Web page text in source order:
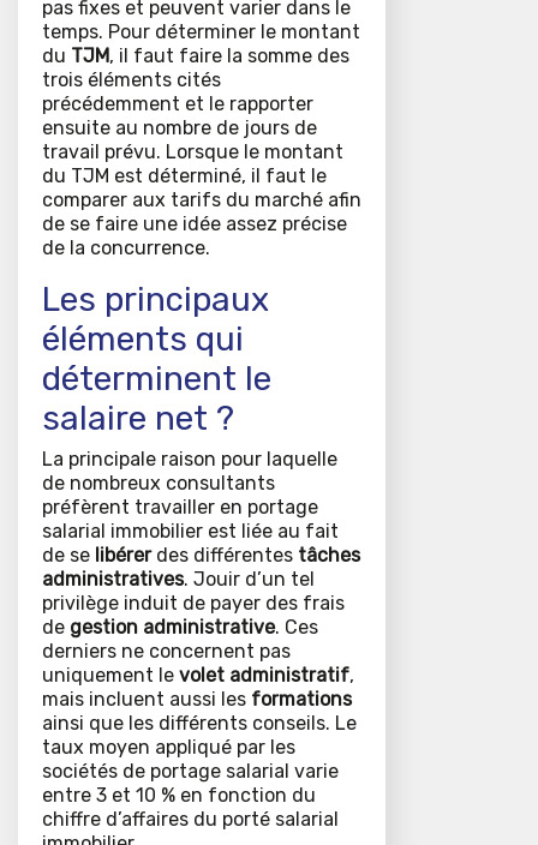
pas fixes et peuvent varier dans le
temps. Pour déterminer le montant
du TJM, il faut faire la somme des
trois éléments cités
précédemment et le rapporter
ensuite au nombre de jours de
travail prévu. Lorsque le montant
du TJM est déterminé, il faut le
comparer aux tarifs du marché afin
de se faire une idée assez précise
de la concurrence.
Les principaux
éléments qui
déterminent le
salaire net ?
La principale raison pour laquelle
de nombreux consultants
préfèrent travailler en portage
salarial immobilier est liée au fait
de se libérerdes différentes tâches
administratives. Jouir d’un tel
privilège induit de payer des frais
de gestion administrative. Ces
derniers ne concernent pas
uniquement le volet administratif,
mais incluent aussi les formations
ainsi que les différents conseils. Le
taux moyen appliqué par les
sociétés de portage salarial varie
entre 3 et 10 % en fonction du
chiffre d’affaires du porté salarial